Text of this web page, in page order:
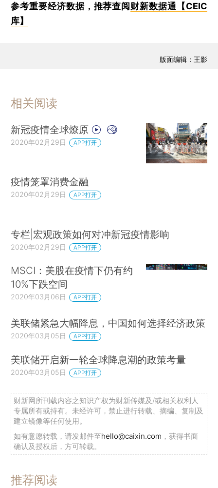
参考重要经济数据，推荐查阅 财新数据通【CEIC
库】
版面编辑：王影
相关阅读
新冠疫情全球燎原
2020年02月29日 APP打开
疫情笼罩消费金融
2020年02月29日 APP打开
专栏|宏观政策如何对冲新冠疫情影响
2020年02月29日 APP打开
MSCI：美股在疫情下仍有约
10%下跌空间
2020年03月06日 APP打开
美联储紧急大幅降息，中国如何选择经济政策
2020年03月05日 APP打开
美联储开启新一轮全球降息潮的政策考量
2020年03月05日 APP打开
财新网所刊载内容之知识产权为财新传媒及/或相关权利人
专属所有或持有。未经许可，禁止进行转载、摘编、复制及
建立镜像等任何使用。
如有意愿转载，请发邮件至hello@caixin.com ，获得书面
确认及授权后，方可转载。
推荐阅读